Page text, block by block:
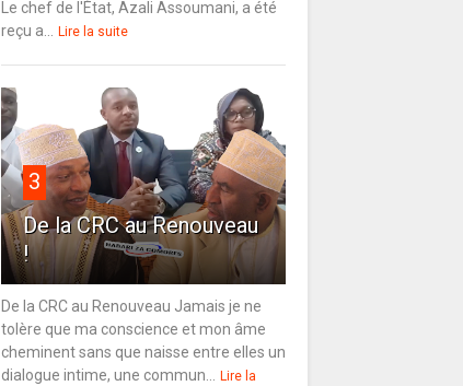
Le chef de l'État, Azali Assoumani, a été
reçu a...
Lire la suite
3
De la CRC au Renouveau
!
De la CRC au Renouveau Jamais je ne
tolère que ma conscience et mon âme
cheminent sans que naisse entre elles un
dialogue intime, une commun...
Lire la